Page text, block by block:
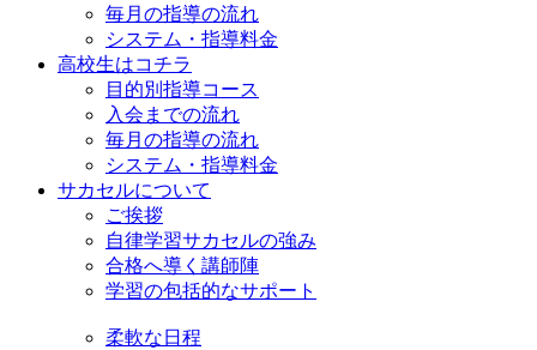
毎月の指導の流れ
システム・指導料金
高校生はコチラ
目的別指導コース
入会までの流れ
毎月の指導の流れ
システム・指導料金
サカセルについて
ご挨拶
自律学習サカセルの強み
合格へ導く講師陣
学習の包括的なサポート
柔軟な日程